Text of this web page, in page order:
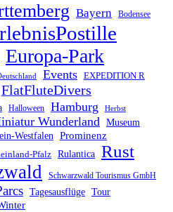
Bayern Bodensee
Europa-Park
Events EXPEDITION R
FlatFluteDivers
Halloween Hamburg Herbst
Wunderland Museum
Westfalen
Prominenz
Pfalz Rulantica Rust
Schwarzwald Tourismus GmbH
Tagesausflüge Tour